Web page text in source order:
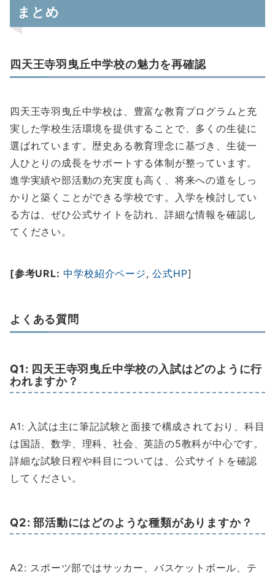
まとめ
四天王寺羽曳丘中学校の魅力を再確認
四天王寺羽曳丘中学校は、豊富な教育プログラムと充
実した学校生活環境を提供することで、多くの生徒に
選ばれています。歴史ある教育理念に基づき、生徒一
人ひとりの成長をサポートする体制が整っています。
進学実績や部活動の充実度も高く、将来への道をしっ
かりと築くことができる学校です。入学を検討してい
る方は、ぜひ公式サイトを訪れ、詳細な情報を確認し
てください。
[参考URL: 中学校紹介ページ,公式HP]
よくある質問
Q1: 四天王寺羽曳丘中学校の入試はどのように行
われますか？
A1: 入試は主に筆記試験と面接で構成されており、科目
は国語、数学、理科、社会、英語の5教科が中心です。
詳細な試験日程や科目については、公式サイトを確認
してください。
Q2: 部活動にはどのような種類がありますか？
A2: スポーツ部ではサッカー、バスケットボール、テ